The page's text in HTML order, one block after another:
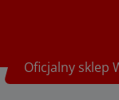
Oficjalny sklep